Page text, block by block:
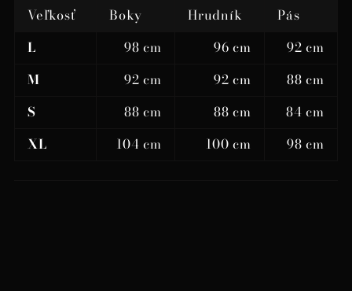
Veľkosť
Boky Hrudník
Pás
L
98 cm 96 cm
92 cm
M
92 cm 92 cm
88 cm
S
88 cm 88 cm
84 cm
XL
104 cm 100 cm 98 cm